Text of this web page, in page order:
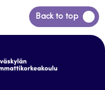
Back to top
Siirry
takaisin